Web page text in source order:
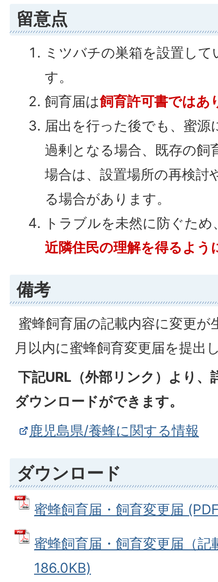
留意点
ミツバチの巣箱を設置し
す。
飼育届は飼育許可書ではあ
届出を行った後でも、蜜
過剰となる場合、既存の飼
場合は、設置場所の再検討
る場合があります。
トラブルを未然に防ぐため
近隣住民の理解を得るよう
備考
蜜蜂飼育届の記載内容に変更が
月以内に蜜蜂飼育変更届を提出
下記URL（外部リンク）より、
ダウンロードができます。
鹿児島県/養蜂に関する情報
ダウンロード
蜜蜂飼育届・飼育変更届
蜜蜂飼育届・飼育変更届（
186.0KB)